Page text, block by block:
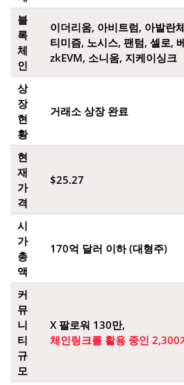
블
록
체
인
이더리움, 아비트럼, 아발란
티미즘, 노시스, 팬텀, 셀로,
zkEVM, 소니움, 지케이싱크
상
장
현
황
거래소 상장 완료
현
재
가
격
$25.27
시
가
총
액
170억 달러 이하 (대형주)
커
뮤
니
티
규
모
X 팔로워 130만,
체인링크를 활용 중인 2,300